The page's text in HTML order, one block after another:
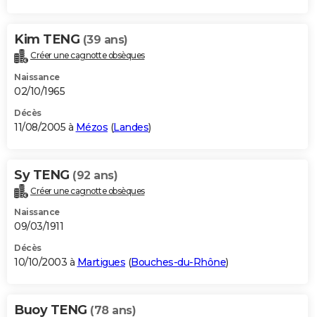
Kim TENG (39 ans)
Créer une cagnotte obsèques
Naissance
02/10/1965
Décès
11/08/2005 à Mézos (Landes)
Sy TENG (92 ans)
Créer une cagnotte obsèques
Naissance
09/03/1911
Décès
10/10/2003 à Martigues (Bouches-du-Rhône)
Buoy TENG (78 ans)